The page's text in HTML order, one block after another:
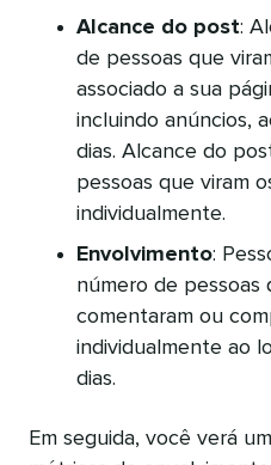
Alcance do post:
de pessoas que
associado a sua
incluindo anúncios,
dias. Alcance do
pessoas que viram
individualmente.
Envolvimento:
número de pessoas
comentaram ou
individualmente ao
dias.
Em seguida, você verá